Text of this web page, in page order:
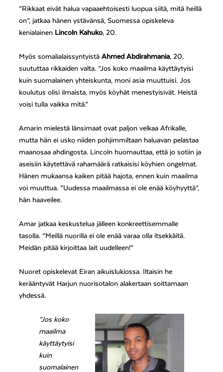
”Rikkaat eivät halua vapaaehtoisesti luopua siitä, mitä heillä
on”, jatkaa hänen ystävänsä, Suomessa opiskeleva
kenialainen Lincoln Kahuko, 20.
Myös somalialaissyntyistäAhmed Abdirahmania, 20,
suututtaa rikkaiden valta. ”Jos koko maailma käyttäytyisi
kuin suomalainen yhteiskunta, moni asia muuttuisi. Jos
koulutus olisi ilmaista, myös köyhät menestyisivät. Heistä
voisi tulla vaikka mitä.”
Amarin mielestä länsimaat ovat paljon velkaa Afrikalle,
mutta hän ei usko niiden pohjimmiltaan haluavan pelastaa
maanosaa ahdingosta. Lincoln huomauttaa, että jo sotiin ja
aseisiin käytettävä rahamäärä ratkaisisi köyhien ongelmat.
Hänen mukaansa kaiken pitää hajota, ennen kuin maailma
voi muuttua. ”Uudessa maailmassa ei ole enää köyhyyttä”,
hän haaveilee.
Amar jatkaa keskustelua jälleen konkreettisemmalle
tasolla. ”Meillä nuorilla ei ole enää varaa olla itsekkäitä.
Meidän pitää kirjoittaa lait uudelleen!”
Nuoret opiskelevat Eiran aikuislukiossa. Iltaisin he
kerääntyvät Harjun nuorisotalon alakertaan soittamaan
yhdessä.
”Jos koko
maailma
käyttäytyisi
kuin
suomalainen